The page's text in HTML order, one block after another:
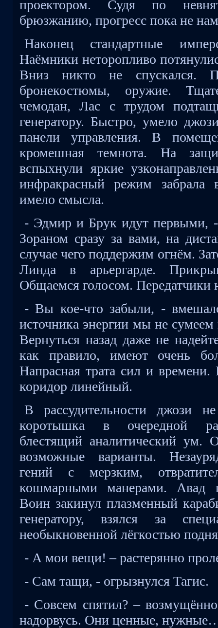
проектором. Судя по
брюзжанию, прогресс пока не
Наконец стандартные
Наёмники неторопливо
Вниз никто не спускался.
бронекостюмы, оружие.
чемодан, Лас с трудом
генератору. Быстро, умело
панели управления. В
кромешная темнота. На
вспыхнули яркие
инфракрасный режим забрала
имело смысла.
- Эдмир и Брук идут первыми,
Зораном сразу за вами, на
случае чего поддержим огнём.
Линда в арьергарде.
Общаемся голосом. Передатчики
- Вы кое-что забыли, -
источника энергии мы не сумеем
Вернуться назад даже не
как правило, имеют очень
Напрасная трата сил и
коридор линейный.
В рассудительности джози
коротышка в очередной
блестящий аналитический ум.
возможные варианты.
гений с мерзким,
кошмарными манерами. Авад
Воин закинул плазменный
генератору, взялся за
необыкновенной лёгкостью
- А мои вещи! – растерянно
- Сам тащи, - огрызнулся Тагис.
- Совсем спятил? –
надорвусь. Они ценные,